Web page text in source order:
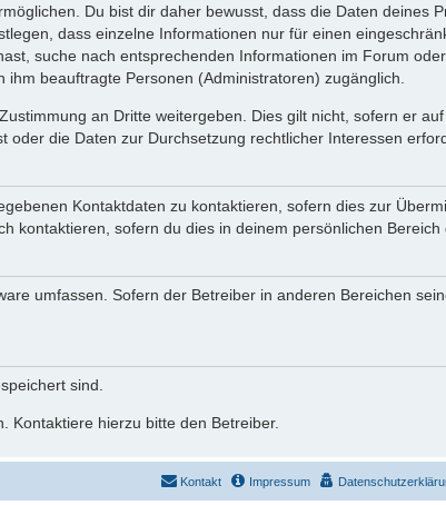
Du bist dir daher bewusst, dass die Daten deines
dass einzelne Informationen nur für einen
suche nach entsprechenden Informationen im Forum
beauftragte Personen (Administratoren) zugänglich.
an Dritte weitergeben. Dies gilt nicht, sofern er
die Daten zur Durchsetzung rechtlicher Interessen
Kontaktdaten zu kontaktieren, sofern dies zur
kontaktieren, sofern du dies in deinem persönlichen Bereich
umfassen. Sofern der Betreiber in anderen Bereichen
sind.
Kontaktiere hierzu bitte den Betreiber.
Impressum
Kontakt